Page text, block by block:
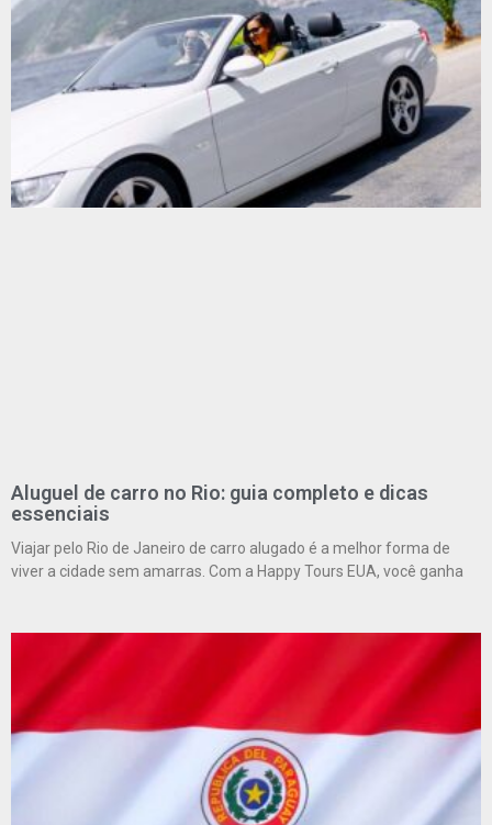
Aluguel de carro no Rio: guia completo e dicas
essenciais
Viajar pelo Rio de Janeiro de carro alugado é a melhor forma de
viver a cidade sem amarras. Com a Happy Tours EUA, você ganha